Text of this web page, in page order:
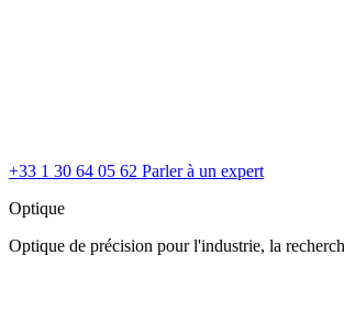
+33 1 30 64 05 62 Parler à un expert
Optique
Optique de précision pour l'industrie, la